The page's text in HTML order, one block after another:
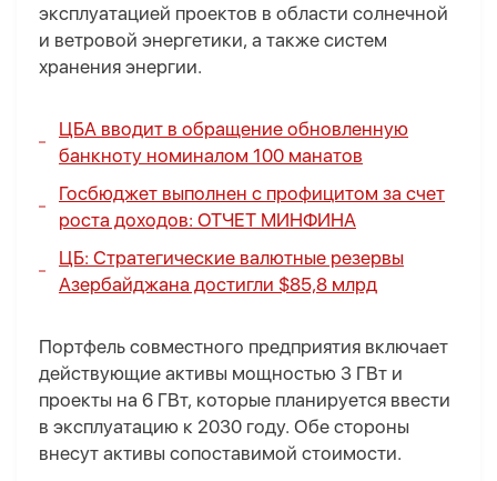
эксплуатацией проектов в области солнечной
и ветровой энергетики, а также систем
хранения энергии.
ЦБА вводит в обращение обновленную
банкноту номиналом 100 манатов
Госбюджет выполнен с профицитом за счет
роста доходов: ОТЧЕТ МИНФИНА
ЦБ: Стратегические валютные резервы
Азербайджана достигли $85,8 млрд
Портфель совместного предприятия включает
действующие активы мощностью 3 ГВт и
проекты на 6 ГВт, которые планируется ввести
в эксплуатацию к 2030 году. Обе стороны
внесут активы сопоставимой стоимости.